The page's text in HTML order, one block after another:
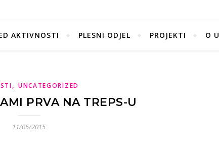
AKTIVNOSTI PLESNI ODJEL PROJEKTI O
, UNCATEGORIZED
PRVA NA TREPS-U
11/05/2015